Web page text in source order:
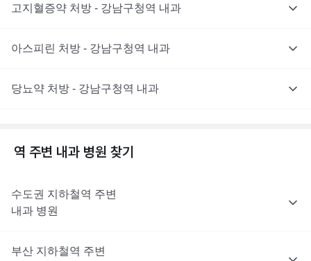
고지혈증약 처방 - 강남구청역 내과
아스피린 처방 - 강남구청역 내과
당뇨약 처방 - 강남구청역 내과
역 주변 내과 병원 찾기
수도권 지하철역 주변
내과 병원
부산 지하철역 주변